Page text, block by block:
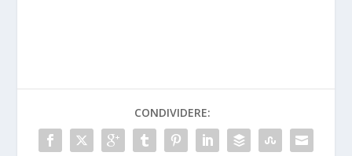
CONDIVIDERE: